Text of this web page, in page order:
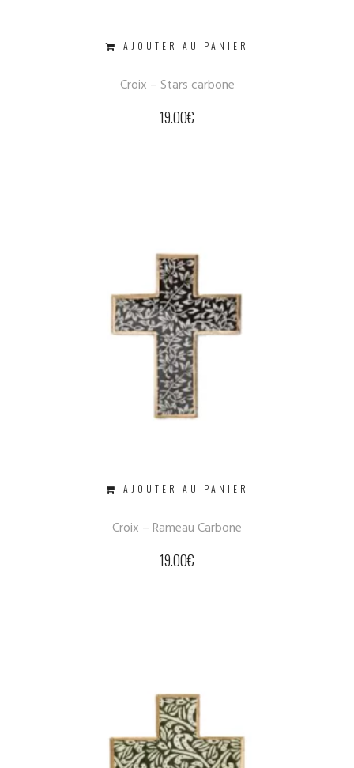
AJOUTER AU PANIER
Croix – Stars carbone
19.00€
AJOUTER AU PANIER
Croix – Rameau Carbone
19.00€